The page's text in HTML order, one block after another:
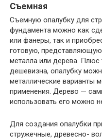
Съемная
Съемную опалубку для
фундамента можно как
или фанеры, так и
готовую,
металла или дерева. Плюс
дешевизна, опалубку
металлические варианты
применения. Дерево —
использовать его можно
Для создания опалубки
стружечные, древесно-